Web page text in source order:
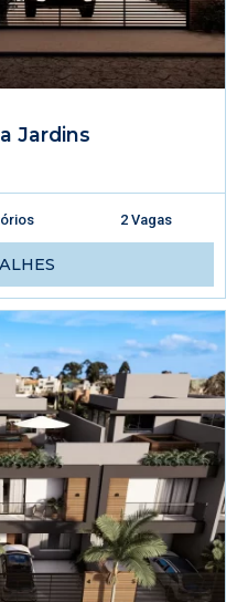
Jardins
2 Vagas